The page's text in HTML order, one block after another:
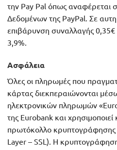
την Pay Pal όπως αναφέρεται
Δεδομένων της PayPal. Σε
επιβάρυνση συναλλαγής 0,35€
3,9%.
Ασφάλεια
Όλες οι πληρωμές που
κάρτας διεκπεραιώνονται
ηλεκτρονικών πληρωμών
της Eurobank και
πρωτόκολλο
Layer – SSL). Η